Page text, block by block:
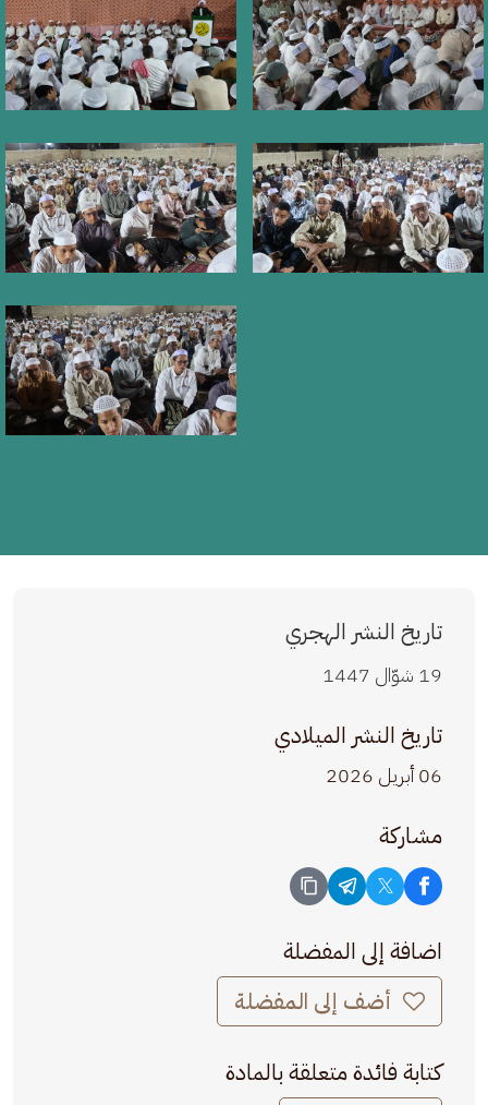
تاريخ النشر الهجري
19 شوّال 1447
تاريخ النشر الميلادي
06 أبريل 2026
مشاركة
اضافة إلى المفضلة
أضف إلى المفضلة
كتابة فائدة متعلقة بالمادة